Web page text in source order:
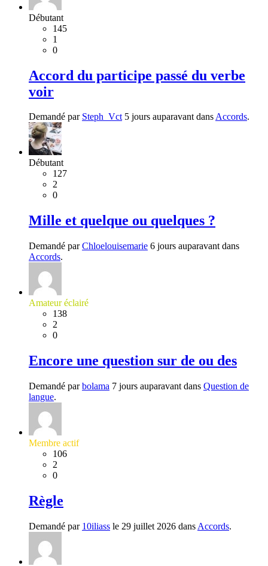
Débutant
145
1
0
Accord du participe passé du verbe
voir
Demandé par Steph_Vct5 jours auparavant dansAccords.
Débutant
127
2
0
Mille et quelque ou quelques ?
Demandé parChloelouisemarie 6 jours auparavant dans
Accords.
Amateur éclairé
138
2
0
Encore une question sur de ou des
Demandé parbolama 7 jours auparavant dans Question de
langue.
Membre actif
106
2
0
Règle
Demandé par 10iliass le 29 juillet 2026 dans Accords.